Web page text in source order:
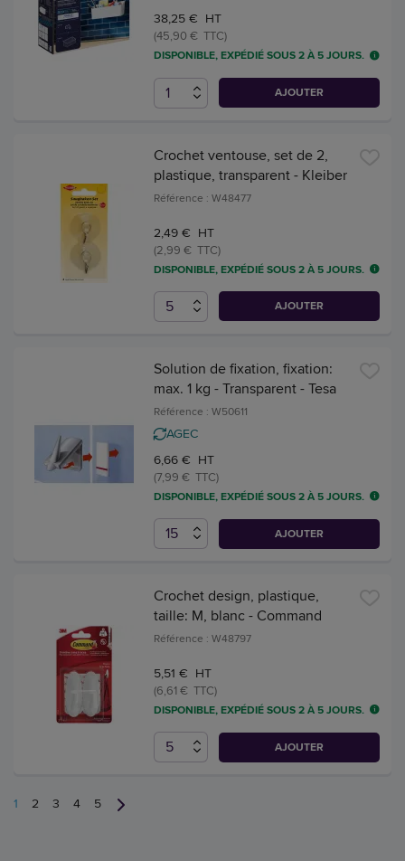
38,25 € HT
(45,90 € TTC)
DISPONIBLE, EXPÉDIÉ SOUS 2 À 5 JOURS.
AJOUTER
Crochet ventouse, set de 2,
plastique, transparent - Kleiber
Référence : W48477
2,49 € HT
(2,99 € TTC)
DISPONIBLE, EXPÉDIÉ SOUS 2 À 5 JOURS.
AJOUTER
Solution de fixation, fixation:
max. 1 kg - Transparent - Tesa
Référence : W50611
AGEC
6,66 € HT
(7,99 € TTC)
DISPONIBLE, EXPÉDIÉ SOUS 2 À 5 JOURS.
AJOUTER
Crochet design, plastique,
taille: M, blanc - Command
Référence : W48797
5,51 € HT
(6,61 € TTC)
DISPONIBLE, EXPÉDIÉ SOUS 2 À 5 JOURS.
AJOUTER
1 2 3 4 5